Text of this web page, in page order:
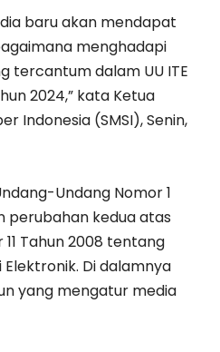
baru akan mendapat
menghadapi
tercantum dalam UU ITE
2024,” kata Ketua
Indonesia (SMSI), Senin,
Undang Nomor 1
perubahan kedua atas
Tahun 2008 tentang
Di dalamnya
yang mengatur media